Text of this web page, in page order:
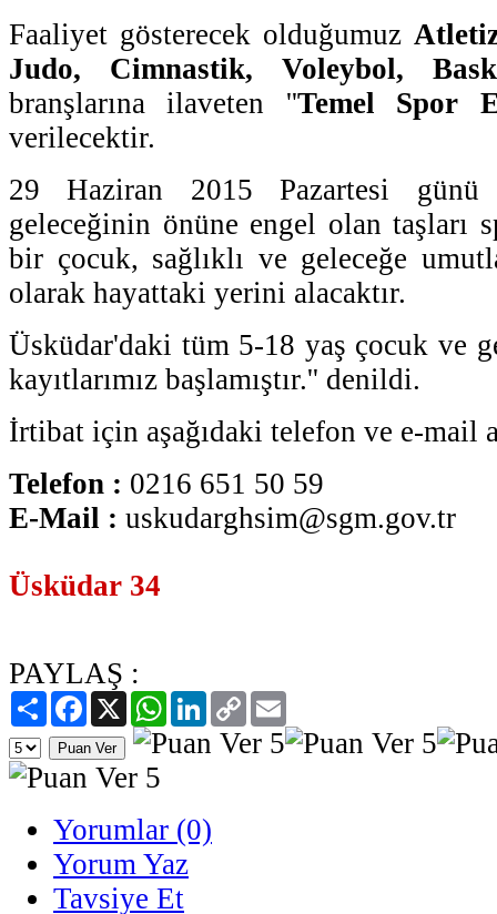
Faaliyet gösterecek olduğumuz
Judo, Cimnastik, Voleybol,
branşlarına ilaveten ''Temel Spor
verilecektir.
29 Haziran 2015 Pazartesi günü
geleceğinin önüne engel olan taşları
bir çocuk, sağlıklı ve geleceğe
olarak hayattaki yerini alacaktır.
Üsküdar'daki tüm 5-18 yaş çocuk ve
kayıtlarımız başlamıştır.'' denildi.
İrtibat için aşağıdaki telefon ve e-mail
Telefon : 0216 651 50 59
E-Mail : uskudarghsim@sgm.gov.tr
Üsküdar 34
PAYLAŞ :
PaylaşFacebook
X WhatsAppLinkedIn
Copy
Link
Yorumlar (0)
Yorum Yaz
Tavsiye Et